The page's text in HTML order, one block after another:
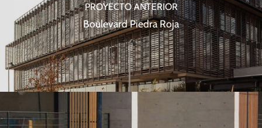
PROYECTO ANTERIOR
Boulevard Piedra Roja